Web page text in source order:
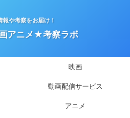
報や考察をお届け！
アニメ★考察ラボ
映画
動画配信サービス
アニメ